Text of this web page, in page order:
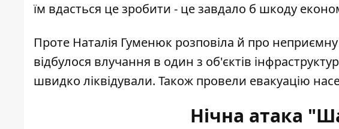
їм вдасться це зробити - це завдало б шкоду
Проте Наталія Гуменюк розповіла й про
відбулося влучання в один з об'єктів
швидко ліквідували. Також провели евакуацію
Нічна атака